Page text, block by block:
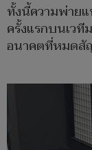
ทั้งนี้ความพ่าย
ครั้งแรกบนเว
อนาคตที่หมดสั